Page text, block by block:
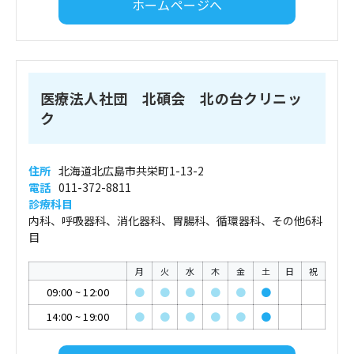
ホームページへ
医療法人社団 北碩会 北の台クリニッ
ク
住所 北海道北広島市共栄町1-13-2
電話 011-372-8811
診療科目
内科、呼吸器科、消化器科、胃腸科、循環器科、その他6科
目
月 火 水 木 金 土 日 祝
09:00 ~12:00 ● ● ● ● ●
●
14:00 ~19:00 ● ● ● ● ● ●